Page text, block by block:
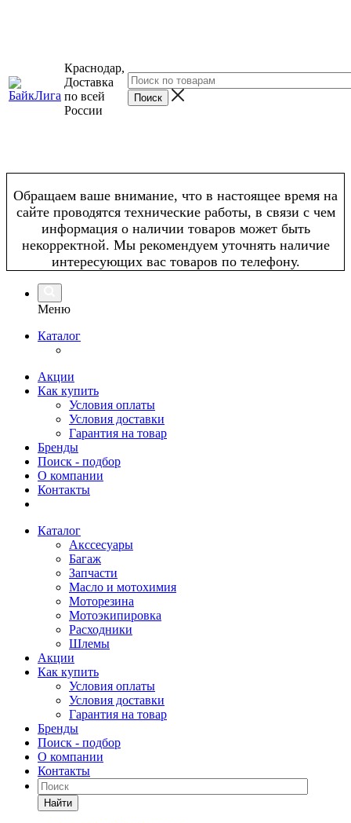
Краснодар,
Доставка
по всей
России
Обращаем ваше внимание, что в настоящее время на
сайте проводятся технические работы, в связи с чем
информация о наличии товаров может быть
некорректной. Мы рекомендуем уточнять наличие
интересующих вас товаров по телефону.
Меню
Каталог
Акции
Как купить
Условия оплаты
Условия доставки
Гарантия на товар
Бренды
Поиск - подбор
О компании
Контакты
Каталог
Акссесуары
Багаж
Запчасти
Масло и мотохимия
Моторезина
Мотоэкипировка
Расходники
Шлемы
Акции
Как купить
Условия оплаты
Условия доставки
Гарантия на товар
Бренды
Поиск - подбор
О компании
Контакты
Найти